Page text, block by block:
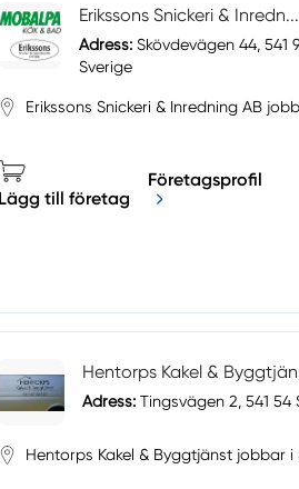
Erikssons Snickeri & Inredn...
Adress: Skövdevägen 44, 541
Sverige
Erikssons Snickeri & Inredning AB
Lägg till företag
Företagsprofil
Hentorps Kakel &
Adress: Tingsvägen 2, 541 54
Hentorps Kakel & Byggtjänst jobbar i